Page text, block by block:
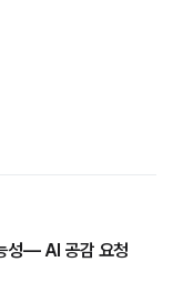
성— AI 공감 요청